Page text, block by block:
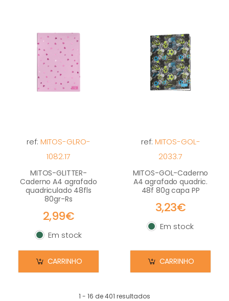
ref: MITOS-GLRO-
1082.17
MITOS-GLITTER-
Caderno A4 agrafado
quadriculado 48fls
80gr-Rs
2,99€
Em stock
Em stock
CARRINHO
ref: MITOS-GOL-
2033.7
MITOS-GOL-Caderno
A4 agrafado quadric.
48f 80g capa PP
3,23€
Em stock
Em stock
CARRINHO
1 - 16 de 401 resultados